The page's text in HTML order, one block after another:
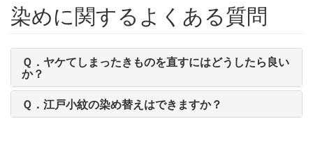
染めに関するよくある質問
Ｑ．ヤケてしまったきものを直すにはどうしたら良い
か？
Ｑ．江戸小紋の染め替えはできますか？